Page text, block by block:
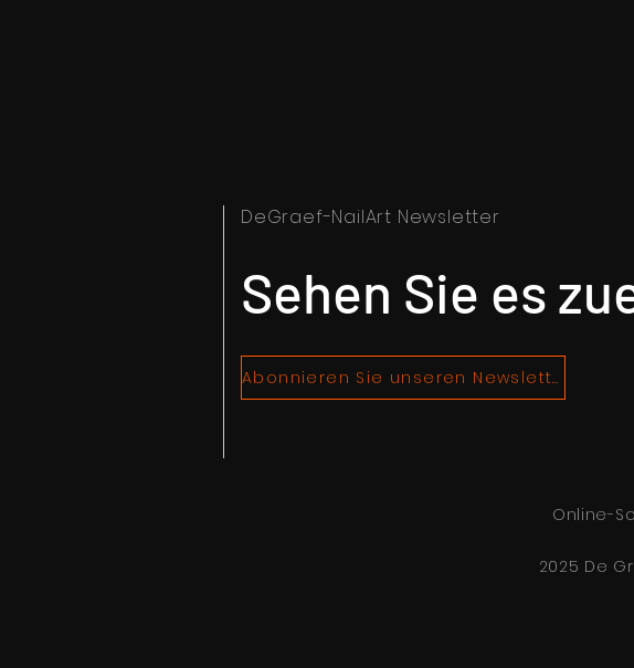
DeGraef-NailArt Newsletter
Sehen Sie es
Abonnieren Sie unseren Newsletter!
Online-
2025 De